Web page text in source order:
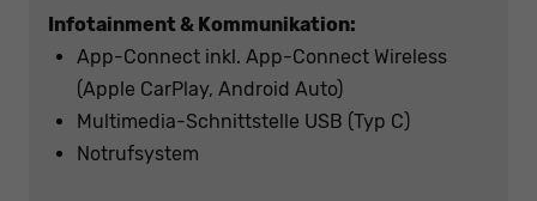
Infotainment & Kommunikation:
App-Connect inkl. App-Connect Wireless
(Apple CarPlay, Android Auto)
Multimedia-Schnittstelle USB (Typ C)
Notrufsystem